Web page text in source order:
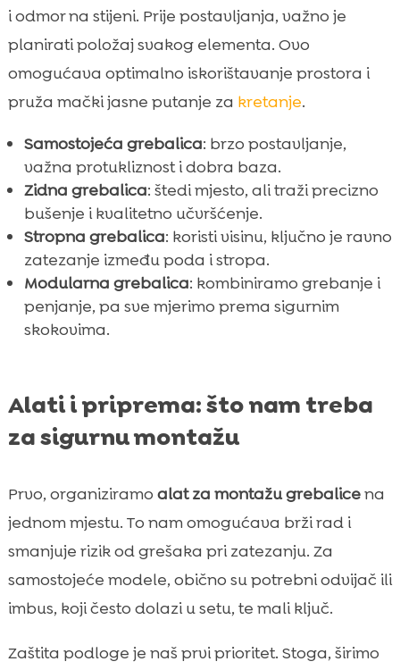
i odmor na stijeni. Prije postavljanja, važno je
planirati položaj svakog elementa. Ovo
omogućava optimalno iskorištavanje prostora i
pruža mački jasne putanje za kretanje.
Samostojeća grebalica: brzo postavljanje,
važna protukliznost i dobra baza.
Zidna grebalica: štedi mjesto, ali traži precizno
bušenje i kvalitetno učvršćenje.
Stropna grebalica: koristi visinu, ključno je ravno
zatezanje između poda i stropa.
Modularna grebalica: kombiniramo grebanje i
penjanje, pa sve mjerimo prema sigurnim
skokovima.
Alati i priprema: što nam treba
za sigurnu montažu
Prvo, organiziramo alat za montažu grebalicena
jednom mjestu. To nam omogućava brži rad i
smanjuje rizik od grešaka pri zatezanju. Za
samostojeće modele, obično su potrebni odvijač ili
imbus, koji često dolazi u setu, te mali ključ.
Zaštita podloge je naš prvi prioritet. Stoga, širimo